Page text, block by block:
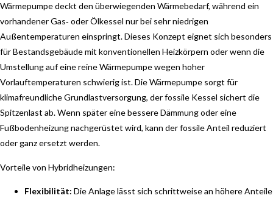
Wärmepumpe deckt den überwiegenden Wärmebedarf, während ein
vorhandener Gas‑ oder Ölkessel nur bei sehr niedrigen
Außentemperaturen einspringt. Dieses Konzept eignet sich besonders
für Bestandsgebäude mit konventionellen Heizkörpern oder wenn die
Umstellung auf eine reine Wärmepumpe wegen hoher
Vorlauftemperaturen schwierig ist. Die Wärmepumpe sorgt für
klimafreundliche Grundlastversorgung, der fossile Kessel sichert die
Spitzenlast ab. Wenn später eine bessere Dämmung oder eine
Fußbodenheizung nachgerüstet wird, kann der fossile Anteil reduziert
oder ganz ersetzt werden.
Vorteile von Hybridheizungen:
Flexibilität: Die Anlage lässt sich schrittweise an höhere Anteile